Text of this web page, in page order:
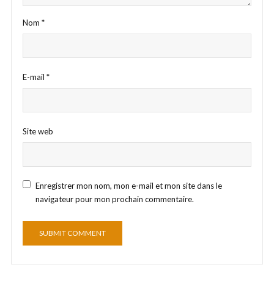
Nom *
E-mail *
Site web
Enregistrer mon nom, mon e-mail et mon site dans le
navigateur pour mon prochain commentaire.